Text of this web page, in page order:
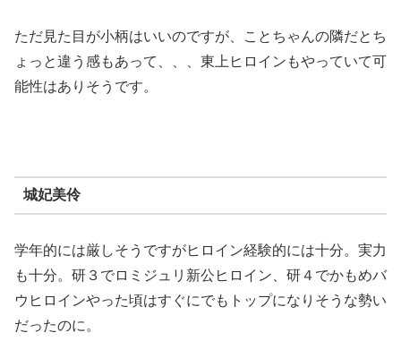
ただ見た目が小柄はいいのですが、ことちゃんの隣だとち
ょっと違う感もあって、、、東上ヒロインもやっていて可
能性はありそうです。
城妃美伶
学年的には厳しそうですがヒロイン経験的には十分。実力
も十分。研３でロミジュリ新公ヒロイン、研４でかもめバ
ウヒロインやった頃はすぐにでもトップになりそうな勢い
だったのに。